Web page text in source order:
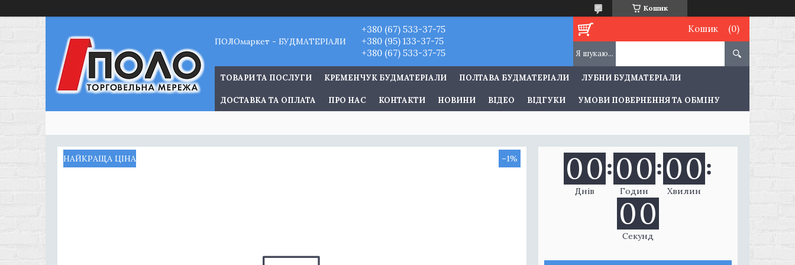
Кошик
ПОЛОмаркет - БУДМАТЕРІАЛИ
+380 (67) 533-37-75
+380 (95) 133-37-75
+380 (67) 533-37-75
Кошик
ТОВАРИ ТА ПОСЛУГИ КРЕМЕНЧУК БУДМАТЕРІАЛИ ПОЛТАВА БУДМАТЕРІАЛИ ЛУБНИ БУДМАТЕРІАЛИ
ДОСТАВКА ТА ОПЛАТА ПРО НАС КОНТАКТИ НОВИНИ ВІДЕО ВІДГУКИ УМОВИ ПОВЕРНЕННЯ ТА ОБМІНУ
НАЙКРАЩА ЦІНА –1% 00
Днів
00
Годин
00
Хвилин
00
Секунд